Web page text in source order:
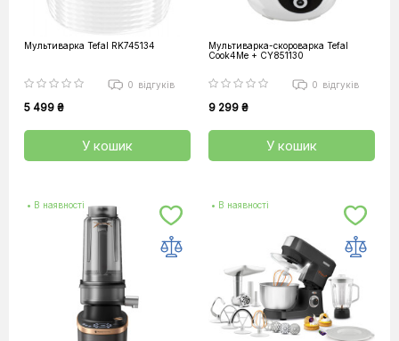
Мультиварка Tefal RK745134
0 відгуків
5 499 ₴
У кошик
Мультиварка-скороварка Tefal
Cook4Me + CY851130
0 відгуків
9 299 ₴
У кошик
• В наявності • В наявності